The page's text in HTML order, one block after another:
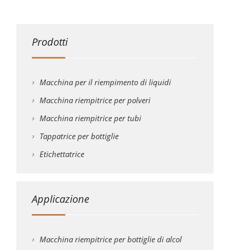
Prodotti
Macchina per il riempimento di liquidi
Macchina riempitrice per polveri
Macchina riempitrice per tubi
Tappatrice per bottiglie
Etichettatrice
Applicazione
Macchina riempitrice per bottiglie di alcol